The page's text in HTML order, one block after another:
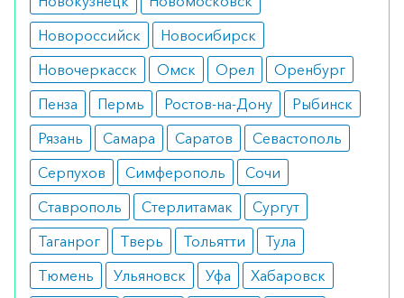
Наиболее распространенными негативными
симптомами от применения препарата
считаются:
болевые ощущения в костях, мышцах,
суставах;
головокружение;
дискомфорт при введении;
головная боль.
Реже проявляются побочные эффекты в виде
нарушений работы ЖКТ (диарея, рвота,
тошнота).
Новороссийск
Новосибирск
Новочеркасск
Омск Орел
Оренбург
Пенза
Пермь Ростов-на-Дону
Рыбинск
Рязань
Самара Саратов
Севастополь
Серпухов
Симферополь
Сочи
Ставрополь
Стерлитамак
Сургут
Таганрог
Тверь Тольятти
Тула
Тюмень
Ульяновск Уфа
Хабаровск